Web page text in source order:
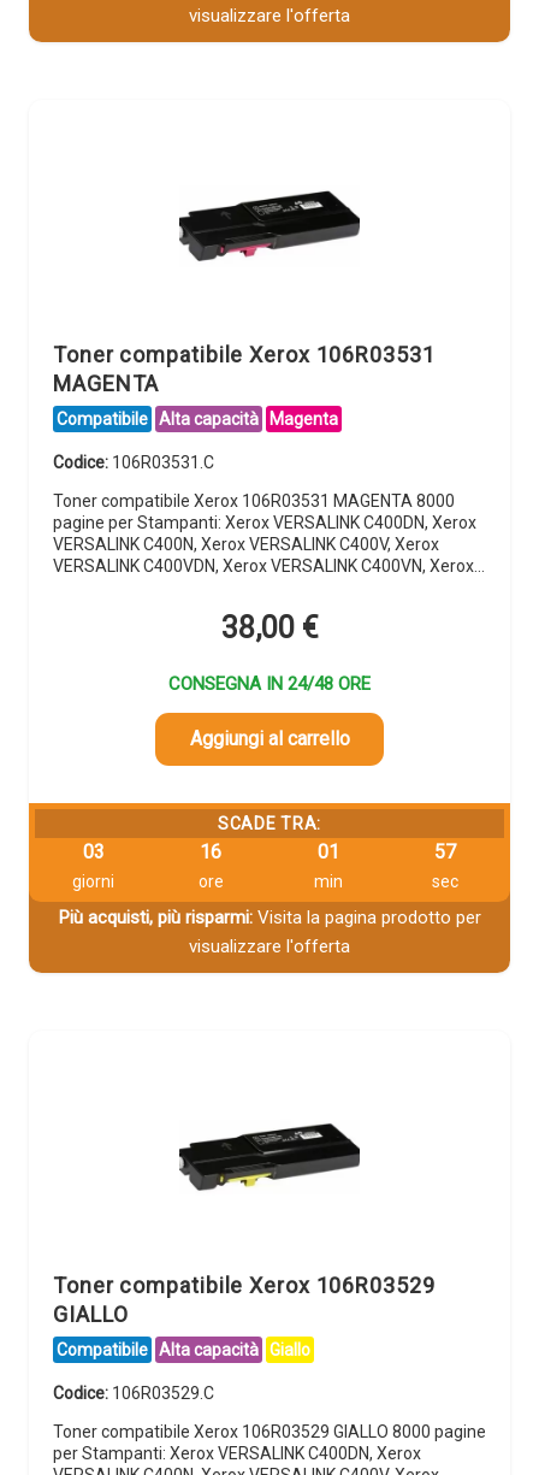
visualizzare l'offerta
Toner compatibile Xerox 106R03531
MAGENTA
Compatibile Alta capacità Magenta
Codice: 106R03531.C
Toner compatibile Xerox 106R03531 MAGENTA 8000
pagine per Stampanti: Xerox VERSALINK C400DN, Xerox
VERSALINK C400N, Xerox VERSALINK C400V, Xerox
VERSALINK C400VDN, Xerox VERSALINK C400VN, Xerox…
38,00 €
CONSEGNA IN 24/48 ORE
Aggiungi al carrello
SCADE TRA:
03
giorni
16
ore
01
min
56
sec
Più acquisti, più risparmi:Visita la pagina prodotto per
visualizzare l'offerta
Toner compatibile Xerox 106R03529
GIALLO
Compatibile Alta capacità Giallo
Codice: 106R03529.C
Toner compatibile Xerox 106R03529 GIALLO 8000 pagine
per Stampanti: Xerox VERSALINK C400DN, Xerox